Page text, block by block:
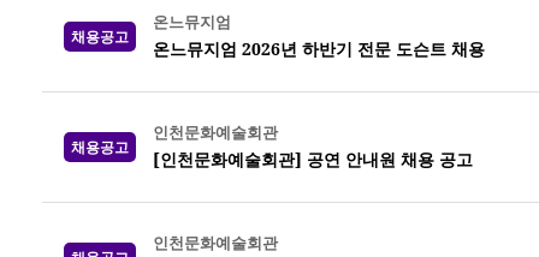
채용공고
온느뮤지엄
온느뮤지엄 2026년 하반기 전문 도슨트 채용
채용공고
인천문화예술회관
[인천문화예술회관] 공연 안내원 채용 공고
인천문화예술회관